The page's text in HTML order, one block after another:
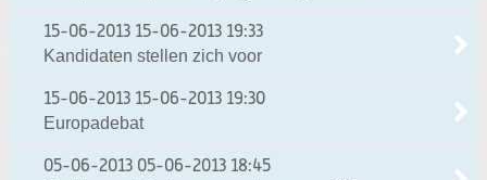
15-06-2013 15-06-2013 19:33
Kandidaten stellen zich voor
15-06-2013 15-06-2013 19:30
Europadebat
05-06-2013 05-06-2013 18:45